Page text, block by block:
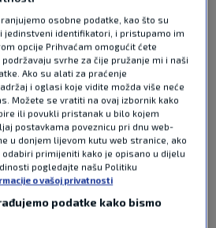
Pošalji odgovor
osobne podatke, kao što su
jedinstveni identifikatori, i pristupamo im
opcije Prihvaćam omogućit ćete
svrhe za čije pružanje mi i naši
Ako su alati za praćenje
i oglasi koje vidite možda više neće
Možete se vratiti na ovaj izbornik kako
ili povukli pristanak u bilo kojem
postavkama poveznicu pri dnu web-
u donjem lijevom kutu web stranice, ako
odabiri primijeniti kako je opisano u dijelu
pogledajte našu Politiku
o vašoj privatnosti
podatke kako bismo